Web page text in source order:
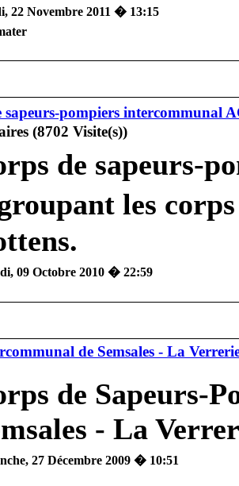
22 Novembre 2011 � 13:15
sapeurs-pompiers intercommunal
de sapeurs-
les
09 Octobre 2010 � 22:59
de Semsales - La
de Sapeurs-
- La
27 Décembre 2009 � 10:51